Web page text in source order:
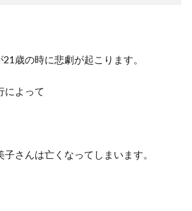
歳の時に悲劇が起こります。
によって
さんは亡くなってしまいます。